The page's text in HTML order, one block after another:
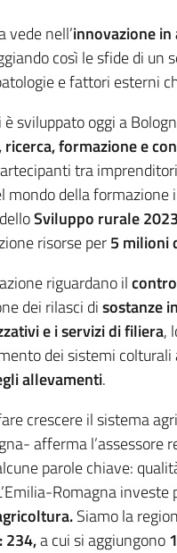
vede nell’innovazione
così le sfide di
e fattori esterni
sviluppato oggi a
formazione e
tra
mondo della
delloSviluppo rurale
risorse per5 milioni
riguardano il
dei rilasci disostanze
e i servizi di filiera,
dei sistemi colturali
allevamenti.
crescere il sistema
afferma l’assessore
parole chiave:
Romagna
Siamola
234,a cui si aggiungono